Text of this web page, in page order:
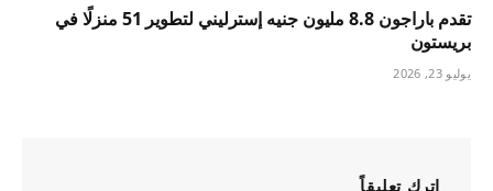
تقدم باراجون 8.8 مليون جنيه إسترليني لتطوير 51 منزلًا في
بريستون
يوليو 23, 2026
اترك تعليقاً